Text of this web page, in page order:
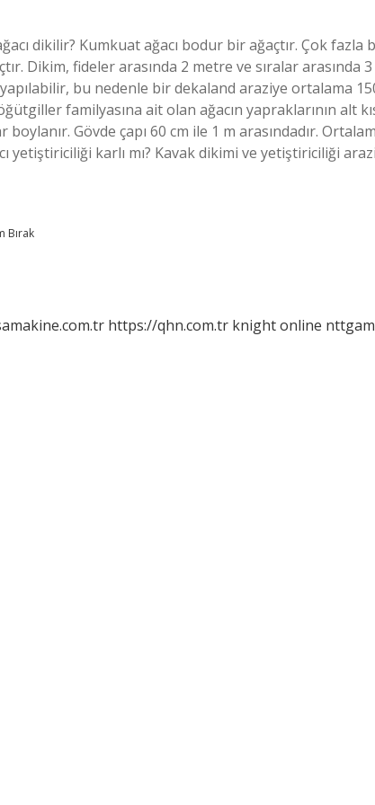
dikilir? Kumkuat ağacı bodur bir ağaçtır. Çok
Dikim, fideler arasında 2 metre ve sıralar arasında
bu nedenle bir dekaland araziye ortalama
familyasına ait olan ağacın yapraklarının alt
Gövde çapı 60 cm ile 1 m arasındadır.
yetiştiriciliği karlı mı? Kavak dikimi ve yetiştiriciliği
Bırak
https://qhn.com.tr knight online